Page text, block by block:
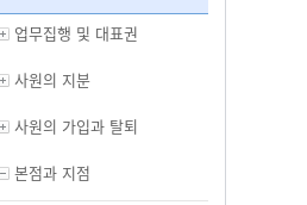
업무집행 및 대표권
사원의 지분
사원의 가입과 탈퇴
본점과 지점